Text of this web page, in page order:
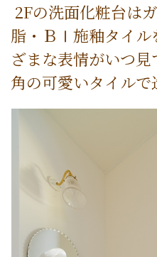
2Fの洗面化粧台は
脂・ＢⅠ施釉タイル
ざまな表情がいつ
角の可愛いタイルで